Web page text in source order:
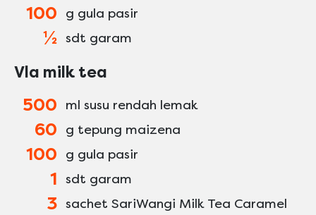
100 g gula pasir
½ sdt garam
Vla milk tea
500 ml susu rendah lemak
60 g tepung maizena
100 g gula pasir
1 sdt garam
3 sachet SariWangi Milk Tea Caramel